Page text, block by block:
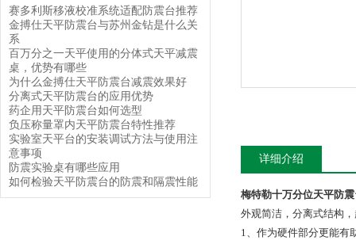
赛多利斯移液校准系统适配防震台推荐
金搏仕天平防震台与苏州金钻是什么关
系
百万分之一天平使用的分体式天平减震
桌，优势有哪些
为什么金搏仕天平防震台减震效果好
分离式天平防震台的应用优势
药企用天平防震台如何选型
负压称量罩内天平防震台特性推荐
实验室天平台的安装调试方法与使用注
意事项
防震实验桌有哪些应用
如何检验天平防震台的防震和隔震性能
详细介绍
梅特勒十万分位天平防
外观简洁，分离式结构
1、作为硬件部分更能有